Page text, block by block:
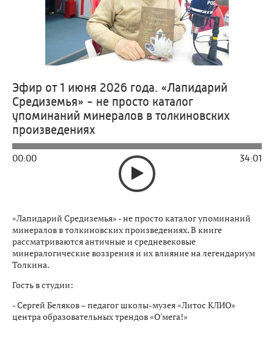
Эфир от 1 июня 2026 года. «Лапидарий
Средиземья» - не просто каталог
упоминаний минералов в толкиновских
произведениях
00:00 34:01
«Лапидарий Средиземья» - не просто каталог упоминаний
минералов в толкиновских произведениях. В книге
рассматриваются античные и средневековые
минералогические воззрения и их влияние на легендариум
Толкина.
Гость в студии:
- Сергей Беляков – педагог школы-музея «Литос КЛИО»
центра образовательных трендов «О'мега!»